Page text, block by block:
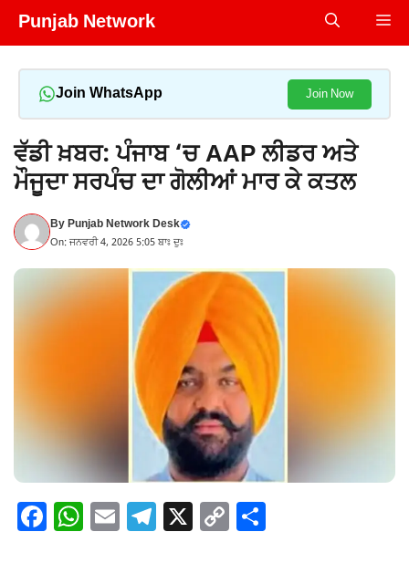
Skip
Punjab Network
Join WhatsApp Join Now
ਵੱਡੀ ਖ਼ਬਰ: ਪੰਜਾਬ ‘ਚ AAP ਲੀਡਰ ਅਤੇ
ਮੌਜੂਦਾ ਸਰਪੰਚ ਦਾ ਗੋਲੀਆਂ ਮਾਰ ਕੇ ਕਤਲ
ByPunjab Network Desk
On: ਜਨਵਰੀ 4, 2026 5:05 ਬਾਃ ਦੁਃ
F W E T X C